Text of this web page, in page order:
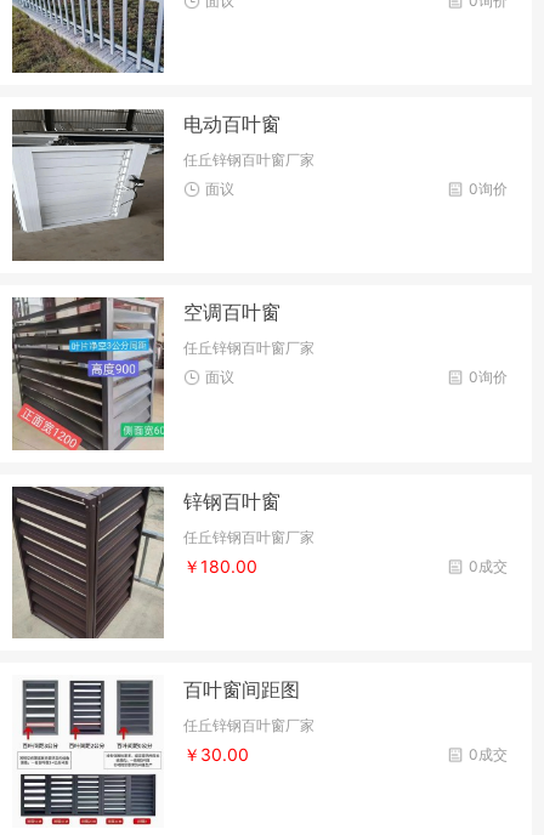
电动百叶窗
任丘锌钢百叶窗厂家
0询价
面议
空调百叶窗
任丘锌钢百叶窗厂家
0询价
面议
锌钢百叶窗
任丘锌钢百叶窗厂家
0成交
￥180.00
百叶窗间距图
任丘锌钢百叶窗厂家
0成交
￥30.00